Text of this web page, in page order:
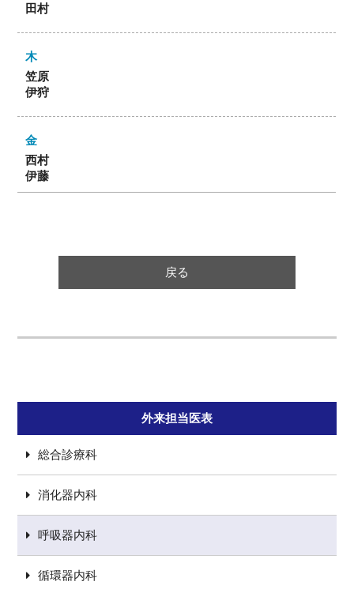
田村
笠原
伊狩
西村
伊藤
戻る
外来担当医表
総合診療科
消化器内科
呼吸器内科
循環器内科